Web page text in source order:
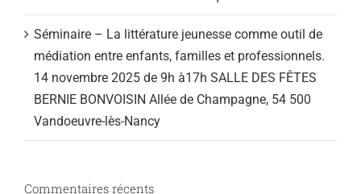
Séminaire – La littérature jeunesse comme outil de
médiation entre enfants, familles et professionnels.
14 novembre 2025 de 9h à17h SALLE DES FÊTES
BERNIE BONVOISIN Allée de Champagne, 54 500
Vandoeuvre-lès-Nancy
Commentaires récents